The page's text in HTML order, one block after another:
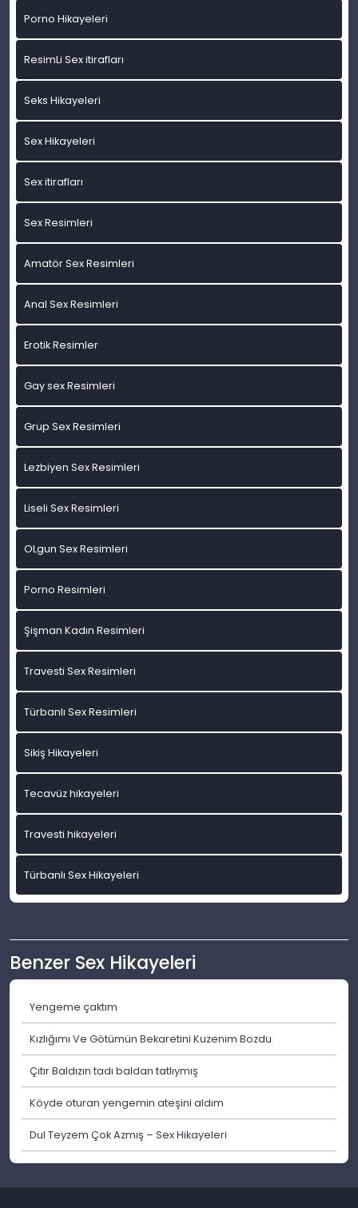
Porno Hikayeleri
ResimLi Sex itirafları
Seks Hikayeleri
Sex Hikayeleri
Sex itirafları
Sex Resimleri
Amatör Sex Resimleri
Anal Sex Resimleri
Erotik Resimler
Gay sex Resimleri
Grup Sex Resimleri
Lezbiyen Sex Resimleri
Liseli Sex Resimleri
OLgun Sex Resimleri
Porno Resimleri
Şişman Kadın Resimleri
Travesti Sex Resimleri
Türbanlı Sex Resimleri
Sikiş Hikayeleri
Tecavüz hikayeleri
Travesti hikayeleri
Türbanlı Sex Hikayeleri
Benzer Sex Hikayeleri
Yengeme çaktım
Kızlığımı Ve Götümün Bekaretini Kuzenim Bozdu
Çıtır Baldızın tadı baldan tatlıymış
Köyde oturan yengemin ateşini aldım
Dul Teyzem Çok Azmış – Sex Hikayeleri